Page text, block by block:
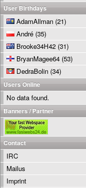
User Birthdays
AdamAllman (21)
André (35)
Brooke34H42 (31)
BryanMagee64 (53)
DedraBolin (34)
Users Online
No data found.
Banners / Partner
Contact
IRC
Mailus
Imprint